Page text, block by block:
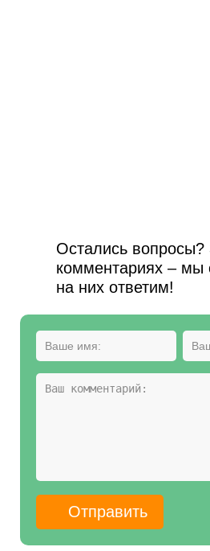
Остались вопросы?
комментариях – мы
на них ответим!